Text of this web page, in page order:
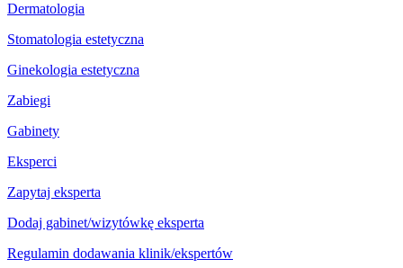
Dermatologia
Stomatologia estetyczna
Ginekologia estetyczna
Zabiegi
Gabinety
Eksperci
Zapytaj eksperta
Dodaj gabinet/wizytówkę eksperta
Regulamin dodawania klinik/ekspertów